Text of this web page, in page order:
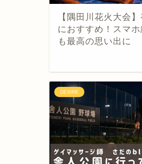
【隅田川花火大会
におすすめ！スマ
も最高の思い出に
DESIRE